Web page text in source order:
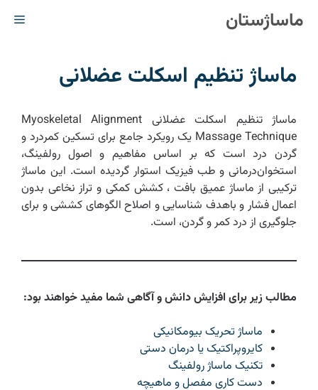
ماساژستان
ماساژ تنظیم اسکلت عضلانی
ماساژ تنظیم اسکلت عضلانی Myoskeletal Alignment
Massage Technique یک رویکرد جامع برای تسکین کمردرد و
گردن درد است که بر اساس مفاهیم و اصول رولفینگ،
استخوان‌درمانی و طب فیزیک استوار گردیده است. این ماساژ
ترکیبی از ماساژ عمیق بافت ، کشش کمکی و تراز نخاعی بدون
اعمال فشار و باهدف شناسایی و اصلاح الگوهای کششی و برای
جلوگیری از درد کمر و گردن، است.
مطالب زیر برای افزایش دانش و آگاهی شما مفید خواهند بود:
ماساژ تحریک بیومکانیکی
کایروپراکتیک یا درمان دستی
تکنیک ماساژ رولفینگ
دست کاری مفصل و ماهیچه